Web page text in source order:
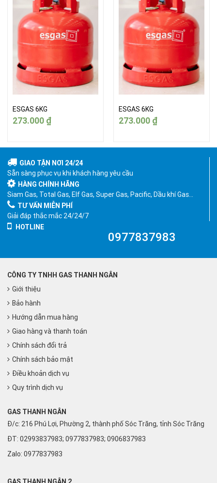
ESGAS 6KG
273.000 ₫
ESGAS 6KG
273.000 ₫
GIAO TẬN NƠI 24/24
Sẵn sàng phục vụ khi khách hàng yêu cầu
HÀNG CHÍNH HÃNG
Siam Gas, Total Gas, Elf Gas, Super Gas, Pacific, Dầu khí Gas…
TƯ VẤN MIỄN PHÍ
Giải đáp thắc mắc 24/24/7
HOTLINE
0977837983
CÔNG TY TNHH GAS THANH NGÂN
Giới thiệu
Bảo hành
Hướng dẫn mua hàng
Giao hàng và thanh toán
Chính sách đổi trả
Chính sách bảo mật
Điều khoản dịch vụ
Quy trình dịch vụ
GAS THANH NGÂN
Đ/c: 216 Phú Lợi, Phường 2, thành phố Sóc Trăng, tỉnh Sóc Trăng
ĐT: 02993837983; 0977837983; 0906837983
Zalo: 0977837983